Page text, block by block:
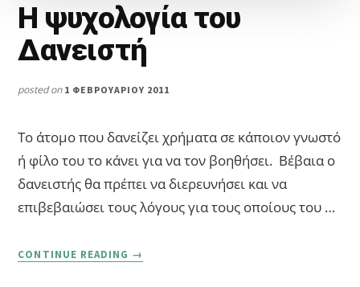
Η ψυχολογία του
Δανειστή
posted on 1 ΦΕΒΡΟΥΑΡΊΟΥ 2011
Το άτομο που δανείζει χρήματα σε κάποιον γνωστό
ή φίλο του το κάνει για να τον βοηθήσει. Βέβαια ο
δανειστής θα πρέπει να διερευνήσει και να
επιβεβαιώσει τους λόγους για τους οποίους του …
CONTINUE READING
ABOUT
Η
→